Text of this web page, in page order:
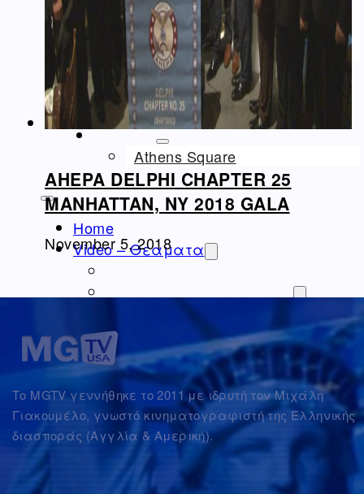
Ιατρικά – Υγεία
Ιστορικά-Αρχαιολογικά
Real Estate Αρθρα
ΔΙΑΦΗΜΊΣΕΙΣ – ADS
ΚΑΛΛΙΤΕΧΝΙΚΆ-ARTS-MUSIC
Athens Square
Home
Video – Θεαματα
Καλλιτεχνικά – Ελλάδα
Διαφημίσεις – Ads
Real Estate
Εμπόριο – Commerce
Ιατρικά-Medical
Ιστορικά Video
Θρησκευτικά Θέματα
Επικαιρότητα – News
Διασκέδαση – Entertainment
AHEPA DELPHI CHAPTER 25
MANHATTAN, NY 2018 GALA
November 5, 2018
Το MGTV γεννήθηκε το 2011 με ιδρυτή τον Μιχάλη
Γιακουμέλο, γνωστό κινηματογραφιστή της Ελληνικής
διασποράς (Αγγλία & Αμερική).